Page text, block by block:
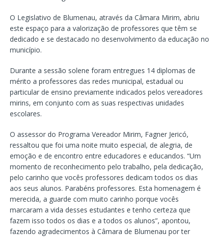
O Legislativo de Blumenau, através da Câmara Mirim, abriu
este espaço para a valorização de professores que têm se
dedicado e se destacado no desenvolvimento da educação no
município.
Durante a sessão solene foram entregues 14 diplomas de
mérito a professores das redes municipal, estadual ou
particular de ensino previamente indicados pelos vereadores
mirins, em conjunto com as suas respectivas unidades
escolares.
O assessor do Programa Vereador Mirim, Fagner Jericó,
ressaltou que foi uma noite muito especial, de alegria, de
emoção e de encontro entre educadores e educandos. “Um
momento de reconhecimento pelo trabalho, pela dedicação,
pelo carinho que vocês professores dedicam todos os dias
aos seus alunos. Parabéns professores. Esta homenagem é
merecida, a guarde com muito carinho porque vocês
marcaram a vida desses estudantes e tenho certeza que
fazem isso todos os dias e a todos os alunos”, apontou,
fazendo agradecimentos à Câmara de Blumenau por ter